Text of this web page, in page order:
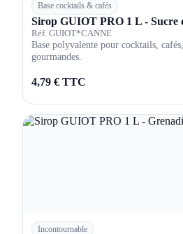
Base cocktails & cafés
Sirop GUIOT PRO 1 L - Sucre
Réf. GUIOT*CANNE
Base polyvalente pour cocktails,
gourmandes.
4,79 € TTC
Incontournable